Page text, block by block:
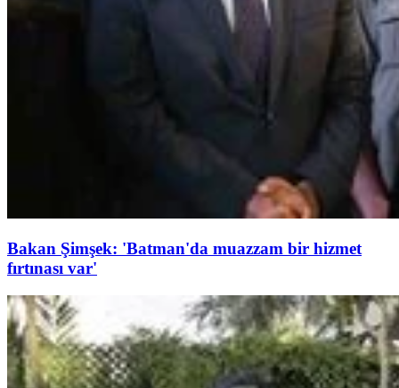
Bakan Şimşek: 'Batman'da muazzam bir hizmet
fırtınası var'